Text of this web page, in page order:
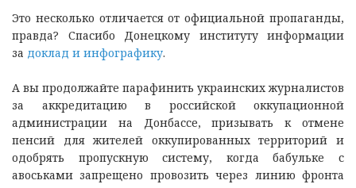
Это несколько отличается от официальной пропаганды,
правда? Спасибо Донецкому институту информации
за доклад и инфографику.
А вы продолжайте парафинить украинских журналистов
за аккредитацию в российской оккупационной
администрации на Донбассе, призывать к отмене
пенсий для жителей оккупированных территорий и
одобрять пропускную систему, когда бабульке с
авоськами запрещено провозить через линию фронта